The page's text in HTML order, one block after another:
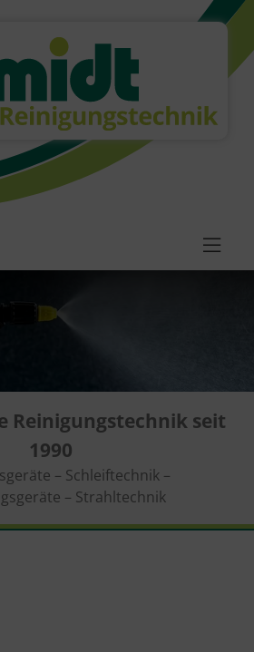
Reinigungstechnik seit
1990
– Schleiftechnik –
– Strahltechnik